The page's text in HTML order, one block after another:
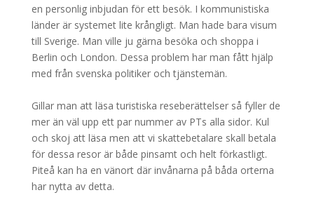
en personlig inbjudan för ett besök. I kommunistiska
länder är systemet lite krångligt. Man hade bara visum
till Sverige. Man ville ju gärna besöka och shoppa i
Berlin och London. Dessa problem har man fått hjälp
med från svenska politiker och tjänstemän.
Gillar man att läsa turistiska reseberättelser så fyller de
mer än väl upp ett par nummer av PTs alla sidor. Kul
och skoj att läsa men att vi skattebetalare skall betala
för dessa resor är både pinsamt och helt förkastligt.
Piteå kan ha en vänort där invånarna på båda orterna
har nytta av detta.